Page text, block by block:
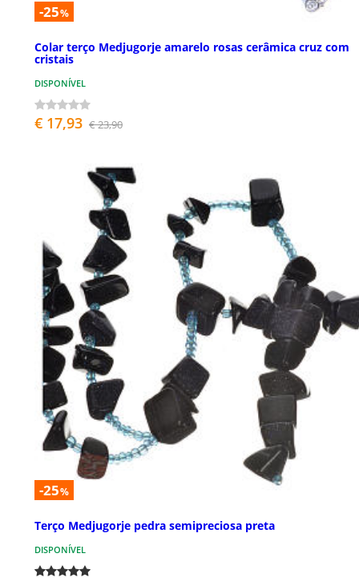
-25%
Colar terço Medjugorje amarelo rosas cerâmica cruz com
cristais
DISPONÍVEL
€ 17,93 € 23,90
-25%
Terço Medjugorje pedra semipreciosa preta
DISPONÍVEL